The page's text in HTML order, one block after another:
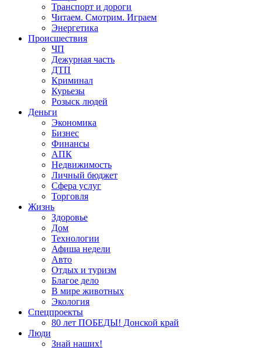
Транспорт и дороги
Читаем. Смотрим. Играем
Энергетика
Происшествия
ЧП
Дежурная часть
ДТП
Криминал
Курьезы
Розыск людей
Деньги
Экономика
Бизнес
Финансы
АПК
Недвижимость
Личный бюджет
Сфера услуг
Торговля
Жизнь
Здоровье
Дом
Технологии
Афиша недели
Авто
Отдых и туризм
Благое дело
В мире животных
Экология
Спецпроекты
80 лет ПОБЕДЫ! Донской край
Люди
Знай наших!